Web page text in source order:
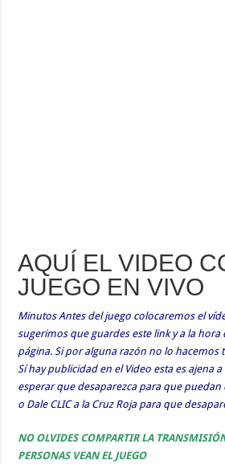
AQUÍ EL VIDEO
JUEGO EN VIVO
Minutos Antes del juego colocaremos el
sugerimos que guardes este link y a la
página. Si por alguna razón no lo hacemos
Sí hay publicidad en el Video esta es ajena
esperar que desaparezca para que
o Dale CLIC a la Cruz Roja para que
NO OLVIDES COMPARTIR LA
PERSONAS VEAN EL JUEGO